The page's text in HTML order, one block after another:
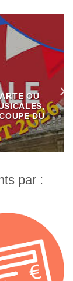
OU
DU
par :